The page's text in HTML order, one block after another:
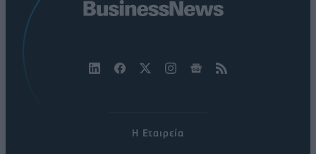
Η Εταιρεία